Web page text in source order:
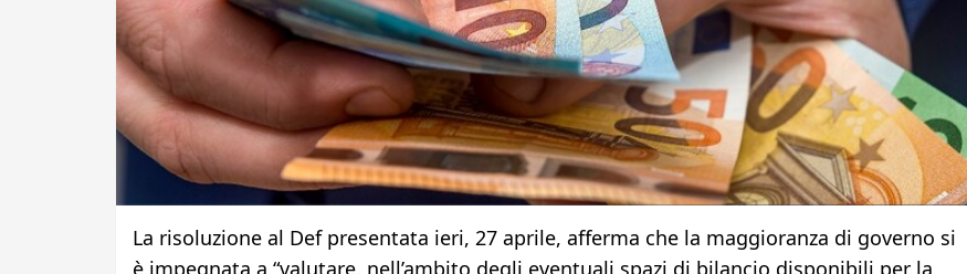
La risoluzione al Def presentata ieri, 27 aprile, afferma che la maggioranza di governo si
è impegnata a “valutare, nell’ambito degli eventuali spazi di bilancio disponibili per la